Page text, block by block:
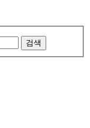
검색